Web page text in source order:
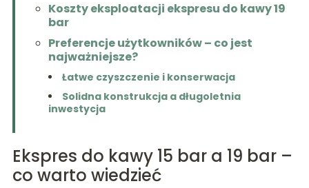
Koszty eksploatacji ekspresu do kawy 19
bar
Preferencje użytkowników – co jest
najważniejsze?
Łatwe czyszczenie i konserwacja
Solidna konstrukcja a długoletnia
inwestycja
Ekspres do kawy 15 bar a 19 bar –
co warto wiedzieć